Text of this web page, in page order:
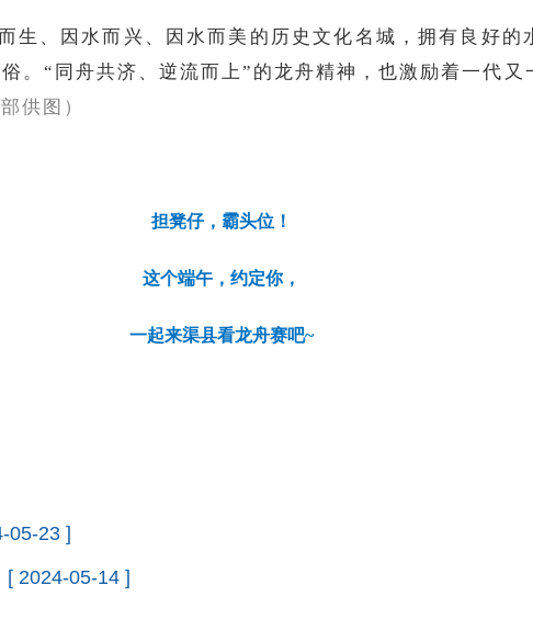
生、因水而兴、因水而美的历史文化名城，拥有良好的
。“同舟共济、逆流而上”的龙舟精神，也激励着一代又
供图）
担凳仔，霸头位！
这个端午，约定你，
一起来渠县看龙舟赛吧~
05-23 ]
[ 2024-05-14 ]